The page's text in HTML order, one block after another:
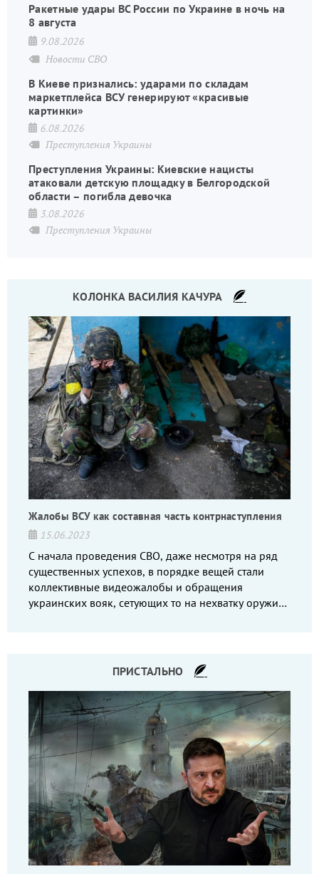
Ракетные удары ВС России по Украине в ночь на
8 августа
9.08.2026
Новости СВО
В Киеве признались: ударами по складам
маркетплейса ВСУ генерируют «красивые
картинки»
6.08.2026
Преступления Украины
Преступления Украины: Киевские нацисты
атаковали детскую площадку в Белгородской
области – погибла девочка
3.08.2026
Преступления Украины
КОЛОНКА ВАСИЛИЯ КАЧУРА
Жалобы ВСУ как составная часть контрнаступления
15.06.2023
С начала проведения СВО, даже несмотря на ряд
существенных успехов, в порядке вещей стали
коллективные видеожалобы и обращения
украинских вояк, сетующих то на нехватку оружия,
ПРИСТАЛЬНО